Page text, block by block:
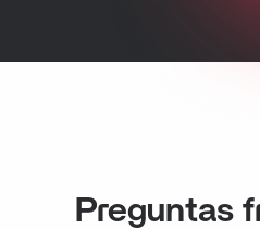
Preguntas